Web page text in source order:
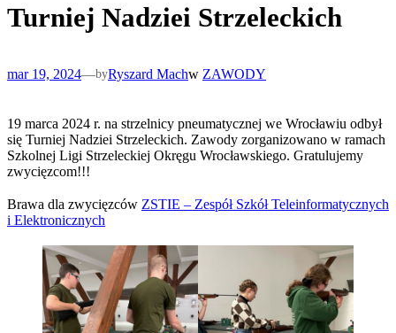
Turniej Nadziei Strzeleckich
mar 19, 2024—byRyszard Machw ZAWODY
19 marca 2024 r. na strzelnicy pneumatycznej we Wrocławiu odbył
się Turniej Nadziei Strzeleckich. Zawody zorganizowano w ramach
Szkolnej Ligi Strzeleckiej Okręgu Wrocławskiego. Gratulujemy
zwycięzcom!!!
Brawa dla zwycięzców ZSTIE – Zespół Szkół Teleinformatycznych
i Elektronicznych